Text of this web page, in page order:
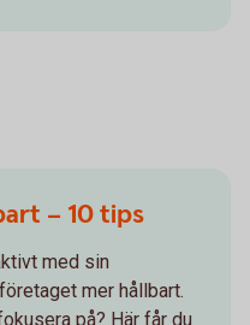
– 10 tips
med sin
mer hållbart.
på? Här får du